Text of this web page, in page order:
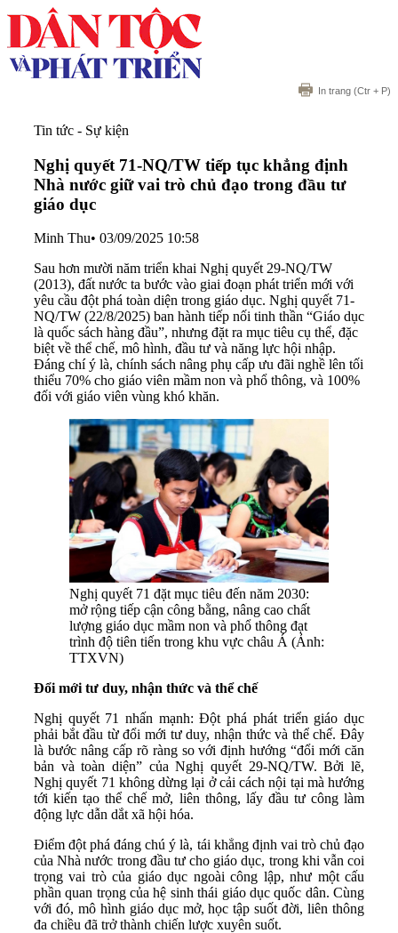
In trang (Ctr + P)
Tin tức - Sự kiện
Nghị quyết 71-NQ/TW tiếp tục khẳng định
Nhà nước giữ vai trò chủ đạo trong đầu tư
giáo dục
Minh Thu• 03/09/2025 10:58
Sau hơn mười năm triển khai Nghị quyết 29-NQ/TW
(2013), đất nước ta bước vào giai đoạn phát triển mới với
yêu cầu đột phá toàn diện trong giáo dục. Nghị quyết 71-
NQ/TW (22/8/2025) ban hành tiếp nối tinh thần “Giáo dục
là quốc sách hàng đầu”, nhưng đặt ra mục tiêu cụ thể, đặc
biệt về thể chế, mô hình, đầu tư và năng lực hội nhập.
Đáng chí ý là, chính sách nâng phụ cấp ưu đãi nghề lên tối
thiểu 70% cho giáo viên mầm non và phổ thông, và 100%
đối với giáo viên vùng khó khăn.
Nghị quyết 71 đặt mục tiêu đến năm 2030:
mở rộng tiếp cận công bằng, nâng cao chất
lượng giáo dục mầm non và phổ thông đạt
trình độ tiên tiến trong khu vực châu Á (Ảnh:
TTXVN)
Đổi mới tư duy, nhận thức và thể chế
Nghị quyết 71 nhấn mạnh: Đột phá phát triển giáo dục
phải bắt đầu từ đổi mới tư duy, nhận thức và thể chế. Đây
là bước nâng cấp rõ ràng so với định hướng “đổi mới căn
bản và toàn diện” của Nghị quyết 29-NQ/TW. Bởi lẽ,
Nghị quyết 71 không dừng lại ở cải cách nội tại mà hướng
tới kiến tạo thể chế mở, liên thông, lấy đầu tư công làm
động lực dẫn dắt xã hội hóa.
Điểm đột phá đáng chú ý là, tái khẳng định vai trò chủ đạo
của Nhà nước trong đầu tư cho giáo dục, trong khi vẫn coi
trọng vai trò của giáo dục ngoài công lập, như một cấu
phần quan trọng của hệ sinh thái giáo dục quốc dân. Cùng
với đó, mô hình giáo dục mở, học tập suốt đời, liên thông
đa chiều đã trở thành chiến lược xuyên suốt.